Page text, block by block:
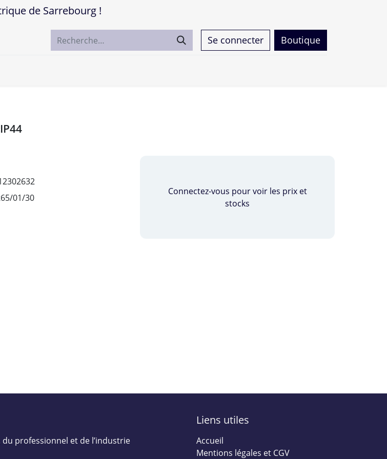
de Sarrebourg !
Se connecter Boutique
01/30
Connectez-vous pour voir les prix et
stocks
professionnel et de l’industrie
Liens utiles
Accueil
Mentions légales et CGV